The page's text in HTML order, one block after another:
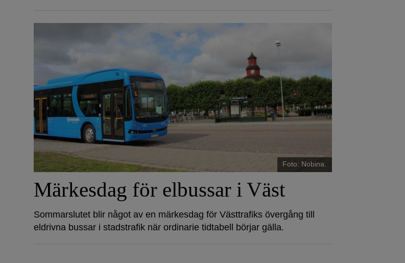
Foto: Nobina.
Märkesdag för elbussar i Väst
Sommarslutet blir något av en märkesdag för Västtrafiks övergång till
eldrivna bussar i stadstrafik när ordinarie tidtabell börjar gälla.